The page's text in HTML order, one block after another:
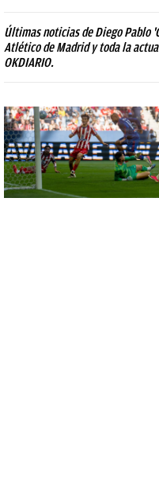
Últimas noticias de Diego Pablo
Atlético de Madrid y toda la
OKDIARIO.